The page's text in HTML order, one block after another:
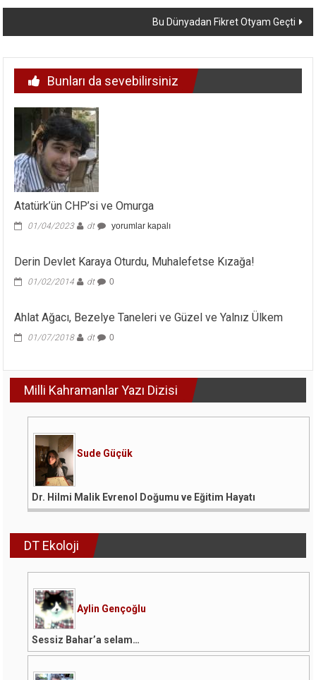
dolaşımı
Bu Dünyadan Fikret Otyam Geçti
Bunları da sevebilirsiniz
Atatürk’ün CHP’si ve Omurga
01/04/2023 dt
Atatürk’ün
Omurga
için
yorumlar kapalı
Derin Devlet Karaya Oturdu, Muhalefetse Kızağa!
01/02/2014 dt 0
Ahlat Ağacı, Bezelye Taneleri ve Güzel ve Yalnız Ülkem
01/07/2018 dt 0
Milli Kahramanlar Yazı Dizisi
Sude Güçük
Dr. Hilmi Malik Evrenol Doğumu ve Eğitim Hayatı
DT Ekoloji
Aylin Gençoğlu
Sessiz Bahar’a selam…